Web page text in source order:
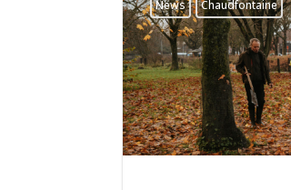
News Chaudfontaine